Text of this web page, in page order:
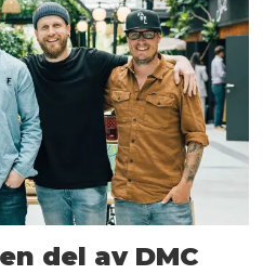
del av DMC